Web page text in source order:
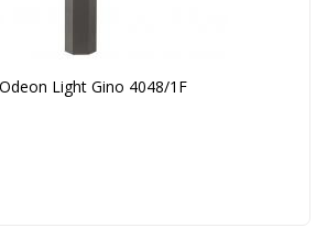
Light Gino 4048/1F